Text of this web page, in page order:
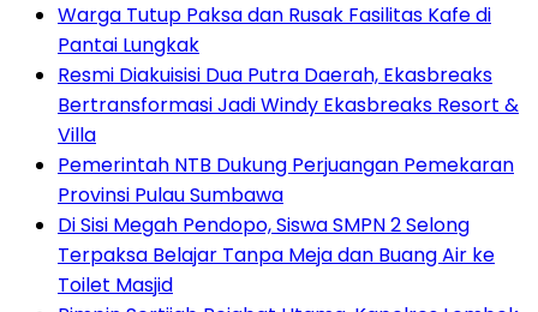
Warga Tutup Paksa dan Rusak Fasilitas Kafe di
Pantai Lungkak
Resmi Diakuisisi Dua Putra Daerah, Ekasbreaks
Bertransformasi Jadi Windy Ekasbreaks Resort &
Villa
Pemerintah NTB Dukung Perjuangan Pemekaran
Provinsi Pulau Sumbawa
Di Sisi Megah Pendopo, Siswa SMPN 2 Selong
Terpaksa Belajar Tanpa Meja dan Buang Air ke
Toilet Masjid